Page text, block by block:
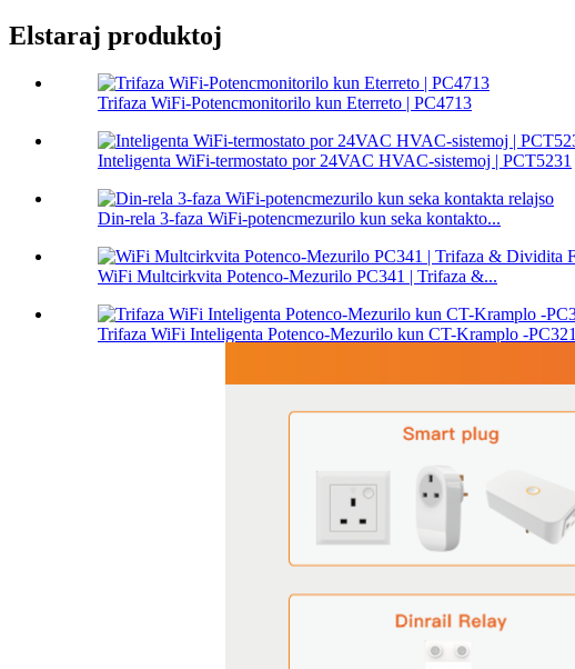
Elstaraj produktoj
Trifaza WiFi-Potencmonitorilo kun Eterreto | PC4713
Inteligenta WiFi-termostato por 24VAC HVAC-sistemoj | PCT5231
Din-rela 3-faza WiFi-potencmezurilo kun seka kontakto...
WiFi Multcirkvita Potenco-Mezurilo PC341 | Trifaza &...
Trifaza WiFi Inteligenta Potenco-Mezurilo kun CT-Kramplo -PC321